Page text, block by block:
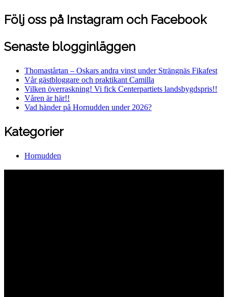
Följ oss på Instagram och Facebook
Senaste blogginläggen
Thomastårtan – Oskars andra vinst under Strängnäs Fikafest
Vår gästbloggare och praktikant Camilla
Vilken överraskning! Vi fick Centerpartiets landsbygdspris!!
Våren är här!!
Vad händer på Hornudden under 2026?
Kategorier
Hornudden